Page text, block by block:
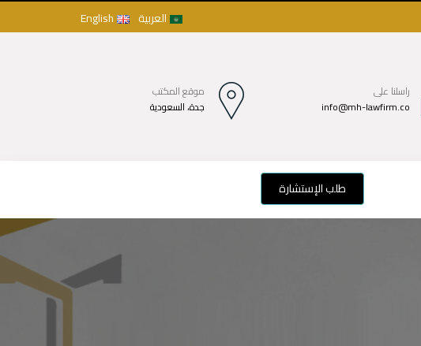
العربية English
راسلنا على
info@mh-lawfirm.co
موقع المكتب
جدة، السعودية
طلب الإستشارة